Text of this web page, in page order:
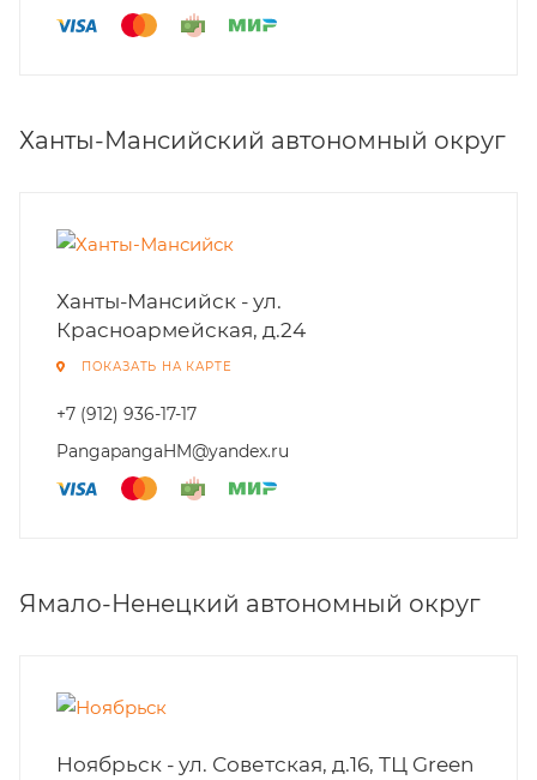
Ханты-Мансийский автономный округ
Ханты-Мансийск - ул.
Красноармейская, д.24
ПОКАЗАТЬ НА КАРТЕ
+7 (912) 936-17-17
PangapangaHM@yandex.ru
Ямало-Ненецкий автономный округ
Ноябрьск - ул. Советская, д.16, ТЦ Green